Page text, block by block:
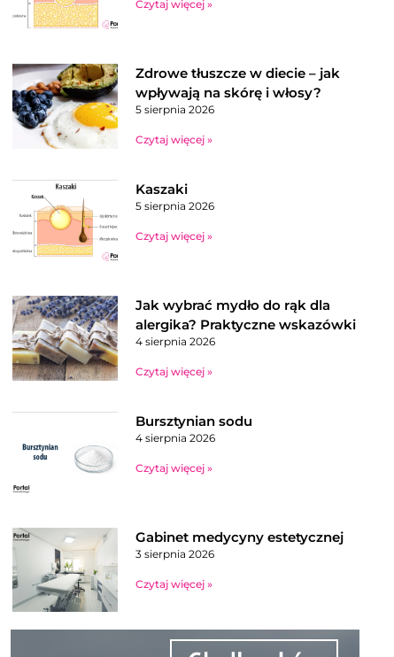
Czytaj więcej »
Zdrowe tłuszcze w diecie – jak
wpływają na skórę i włosy?
5 sierpnia 2026
Czytaj więcej »
Kaszaki
5 sierpnia 2026
Czytaj więcej »
Jak wybrać mydło do rąk dla
alergika? Praktyczne wskazówki
4 sierpnia 2026
Czytaj więcej »
Bursztynian sodu
4 sierpnia 2026
Czytaj więcej »
Gabinet medycyny estetycznej
3 sierpnia 2026
Czytaj więcej »